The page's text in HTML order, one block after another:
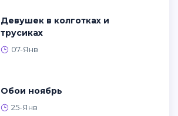
Девушек в колготках и
трусиках
07-Янв
Обои ноябрь
25-Янв